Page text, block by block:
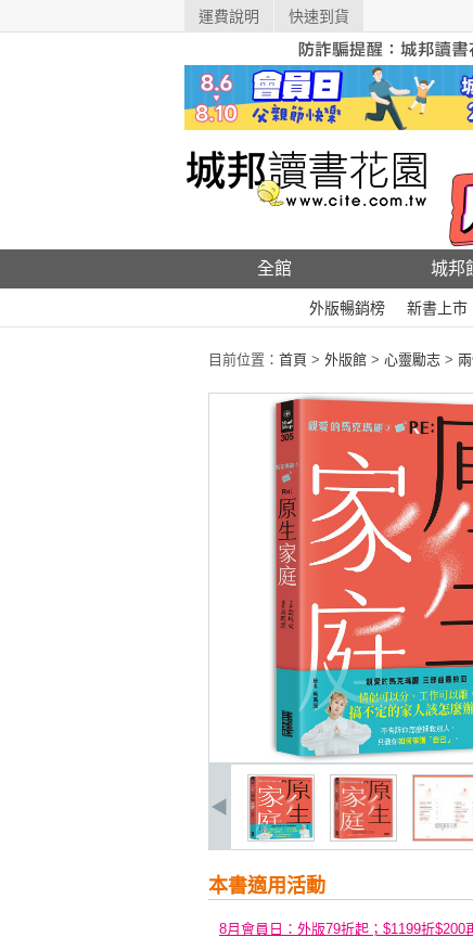
運費說明 快速到貨
全館 城邦
外版暢銷榜 新書上市
目前位置： 首頁 > 外版館 > 心靈勵志 >
本書適用活動
8月會員日：外版79折起；$1199折$200